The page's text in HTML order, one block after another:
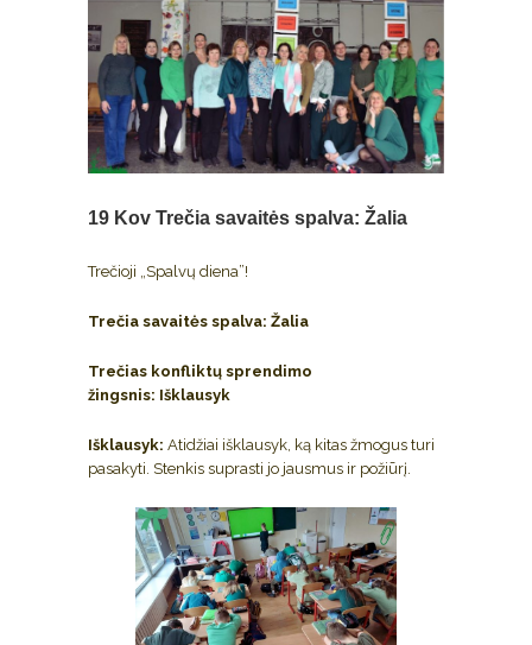
19 Kov Trečia savaitės spalva: Žalia
Trečioji „Spalvų diena”!
Trečia savaitės spalva: Žalia
Trečias konfliktų sprendimo
žingsnis: Išklausyk
Išklausyk: Atidžiai išklausyk, ką kitas žmogus turi
pasakyti. Stenkis suprasti jo jausmus ir požiūrį.